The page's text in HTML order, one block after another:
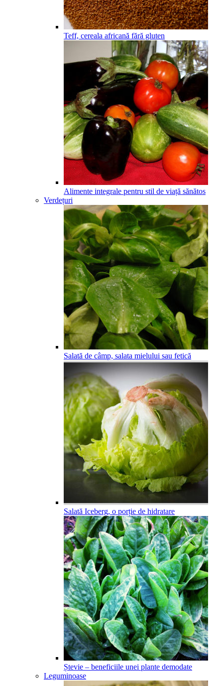
Teff, cereala africană fără gluten
Alimente integrale pentru stil de viață sănătos
Verdețuri
Salată de câmp, salata mielului sau fetică
Salată Iceberg, o porție de hidratare
Ștevie – beneficiile unei plante demodate
Leguminoase